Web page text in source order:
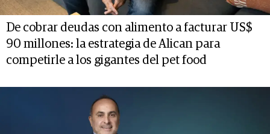
De cobrar deudas con alimento a facturar US$
90 millones: la estrategia de Alican para
competirle a los gigantes del pet food